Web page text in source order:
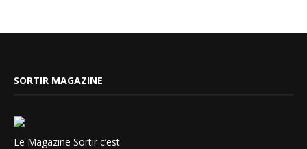
SORTIR MAGAZINE
Le Magazine Sortir c’est